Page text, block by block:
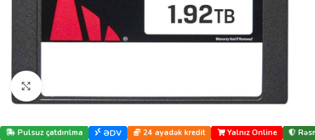
Pulsuz çatdırılma ƏDV 24 ayadək kredit Yalnız Online